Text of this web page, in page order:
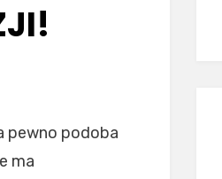
pewno podoba
ma